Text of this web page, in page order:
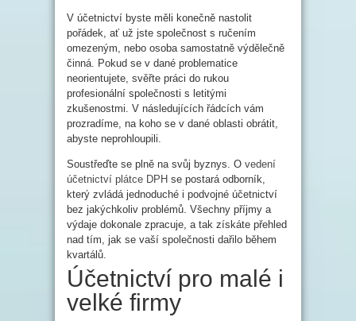
V účetnictví byste měli konečně nastolit
pořádek, ať už jste společnost s ručením
omezeným, nebo osoba samostatně výdělečně
činná. Pokud se v dané problematice
neorientujete, svěřte práci do rukou
profesionální společnosti s letitými
zkušenostmi. V následujících řádcích vám
prozradíme, na koho se v dané oblasti obrátit,
abyste neprohloupili.
Soustřeďte se plně na svůj byznys. O vedení
účetnictví plátce DPH se postará odborník,
který zvládá jednoduché i podvojné účetnictví
bez jakýchkoliv problémů. Všechny příjmy a
výdaje dokonale zpracuje, a tak získáte přehled
nad tím, jak se vaší společnosti dařilo během
kvartálů.
Účetnictví pro malé i
velké firmy